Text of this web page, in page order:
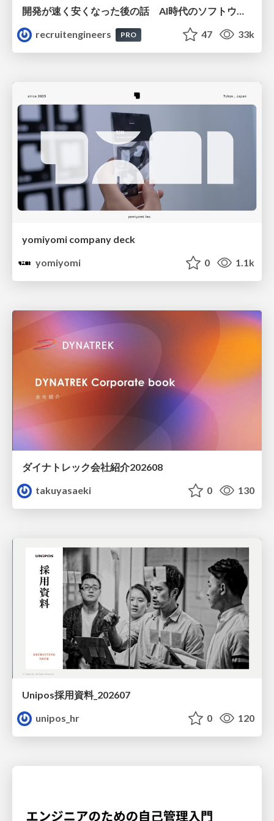
開発が速く安くなった後の話 AI時代のソフトウェアエンジニアリング組織論 #devsumi
recruitengineers
PRO 47 33k
yomiyomi company deck
yomiyomi
0 1.1k
ダイナトレック会社紹介202608
takuyasaeki
0 130
Unipos採用資料_202607
unipos_hr
0 120